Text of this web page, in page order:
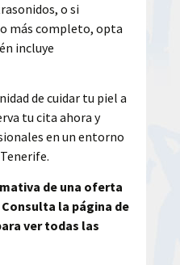
o si
más completo, opta
incluye
de cuidar tu piel a
tu cita ahora y
en un entorno
de una oferta
la página de
ver todas las